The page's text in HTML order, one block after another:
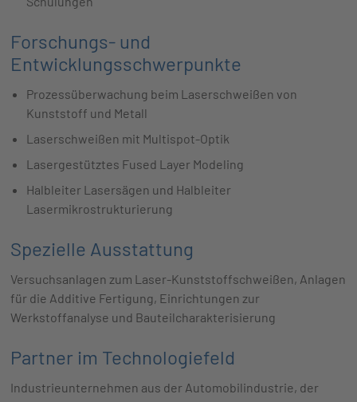
Forschungs- und
Entwicklungsschwerpunkte
Prozessüberwachung beim Laserschweißen von
Kunststoff und Metall
Laserschweißen mit Multispot-Optik
Lasergestütztes Fused Layer Modeling
Halbleiter Lasersägen und Halbleiter
Lasermikrostrukturierung
Spezielle Ausstattung
Versuchsanlagen zum Laser-Kunststoffschweißen, Anlagen
für die Additive Fertigung, Einrichtungen zur
Werkstoffanalyse und Bauteilcharakterisierung
Partner im Technologiefeld
Industrieunternehmen aus der Automobilindustrie, der